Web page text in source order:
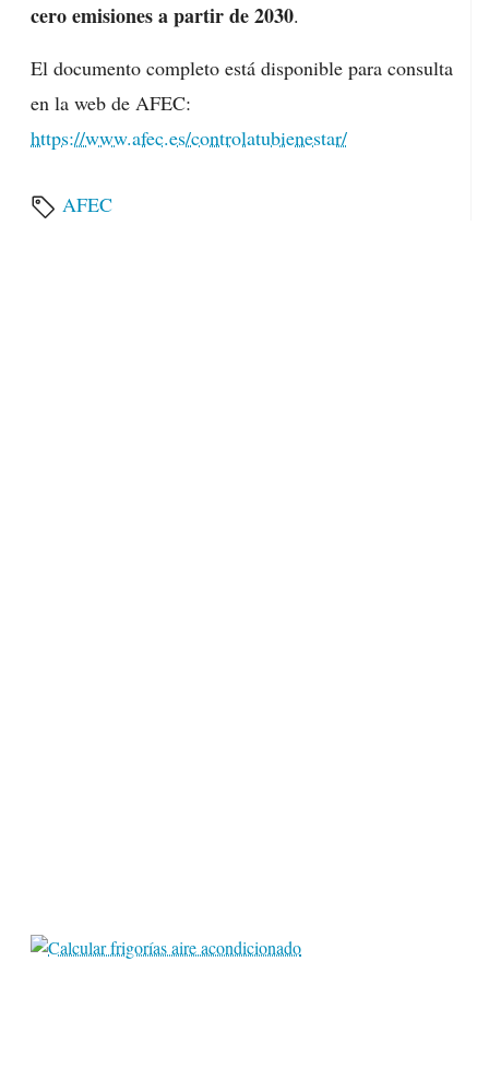
cero emisiones a partir de 2030.
El documento completo está disponible para consulta
en la web de AFEC:
https://www.afec.es/controlatubienestar/
AFEC